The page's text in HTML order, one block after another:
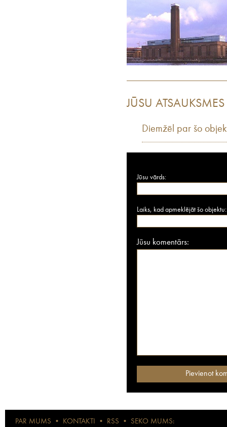
JŪSU ATSAUKSMES
Diemžēl par šo
Jūsu vārds:
Laiks, kad apmeklējāt šo objektu:
Jūsu komentārs:
PAR MUMS • KONTAKTI • RSS • SEKO MUMS: